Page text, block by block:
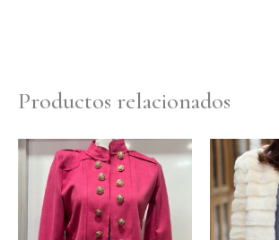
Productos relacionados